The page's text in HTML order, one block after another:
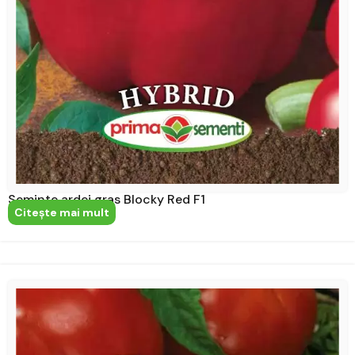
Seminte ardei gras Blocky Red F1
Citeşte mai mult